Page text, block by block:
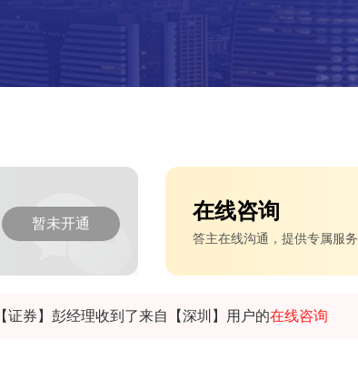
暂未开通
在线咨询
答主在线沟通，提供专属服务
【证券】彭经理收到了来自【深圳】用户的在线咨询